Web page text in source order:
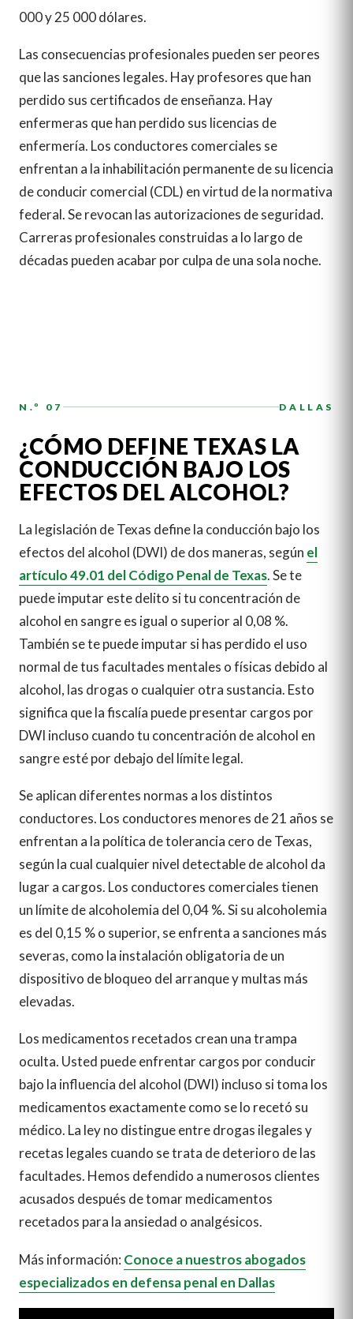
000 y 25 000 dólares.
Las consecuencias profesionales pueden ser peores
que las sanciones legales. Hay profesores que han
perdido sus certificados de enseñanza. Hay
enfermeras que han perdido sus licencias de
enfermería. Los conductores comerciales se
enfrentan a la inhabilitación permanente de su licencia
de conducir comercial (CDL) en virtud de la normativa
federal. Se revocan las autorizaciones de seguridad.
Carreras profesionales construidas a lo largo de
décadas pueden acabar por culpa de una sola noche.
N.º 07 DALLAS
¿CÓMO DEFINE TEXAS LA
CONDUCCIÓN BAJO LOS
EFECTOS DEL ALCOHOL?
La legislación de Texas define la conducción bajo los
efectos del alcohol (DWI) de dos maneras, según el
artículo 49.01 del Código Penal de Texas. Se te
puede imputar este delito si tu concentración de
alcohol en sangre es igual o superior al 0,08 %.
También se te puede imputar si has perdido el uso
normal de tus facultades mentales o físicas debido al
alcohol, las drogas o cualquier otra sustancia. Esto
significa que la fiscalía puede presentar cargos por
DWI incluso cuando tu concentración de alcohol en
sangre esté por debajo del límite legal.
Se aplican diferentes normas a los distintos
conductores. Los conductores menores de 21 años se
enfrentan a la política de tolerancia cero de Texas,
según la cual cualquier nivel detectable de alcohol da
lugar a cargos. Los conductores comerciales tienen
un límite de alcoholemia del 0,04 %. Si su alcoholemia
es del 0,15 % o superior, se enfrenta a sanciones más
severas, como la instalación obligatoria de un
dispositivo de bloqueo del arranque y multas más
elevadas.
Los medicamentos recetados crean una trampa
oculta. Usted puede enfrentar cargos por conducir
bajo la influencia del alcohol (DWI) incluso si toma los
medicamentos exactamente como se lo recetó su
médico. La ley no distingue entre drogas ilegales y
recetas legales cuando se trata de deterioro de las
facultades. Hemos defendido a numerosos clientes
acusados después de tomar medicamentos
recetados para la ansiedad o analgésicos.
Más información: Conoce a nuestros abogados
especializados en defensa penal en Dallas